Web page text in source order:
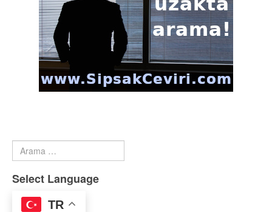
Arama
Select Language
TR